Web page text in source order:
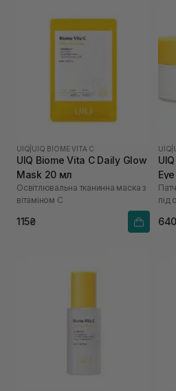
UIQ UIQ BIOME VITA C
UIQ Biome Vita C Daily Glow
Mask 20 мл
Освітлювальна тканинна маска з
вітаміном C
115₴
UIQ
під